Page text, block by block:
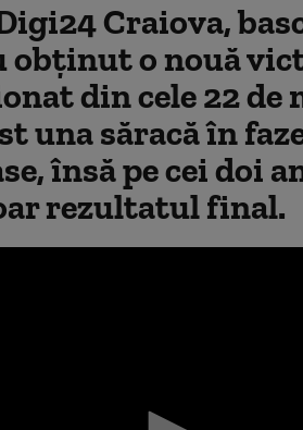
Craiova,
obţinut o nouă
din cele 22 de
una săracă în
însă pe cei doi
rezultatul final.